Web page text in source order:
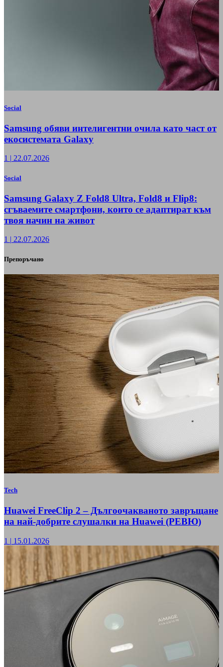
Social
Samsung обяви интелигентни очила като част от
екосистемата Galaxy
1 | 22.07.2026
Social
Samsung Galaxy Z Fold8 Ultra, Fold8 и Flip8:
сгъваемите смартфони, които се адаптират към
твоя начин на живот
1 22.07.2026
Препоръчано
Tech
Huawei FreeClip 2 – Дългоочакваното завръщане
на най-добрите слушалки на Huawei (РЕВЮ)
1 | 15.01.2026